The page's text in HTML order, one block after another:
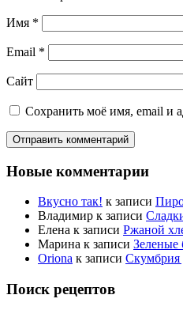
Имя *
Email *
Сайт
Сохранить моё имя, email и
Новые комментарии
Вкусно так! к записи
Владимир к записи
Елена к записи Ржаной
Марина к записи Зеленые
Oriona к записи Скумбрия
Поиск рецептов